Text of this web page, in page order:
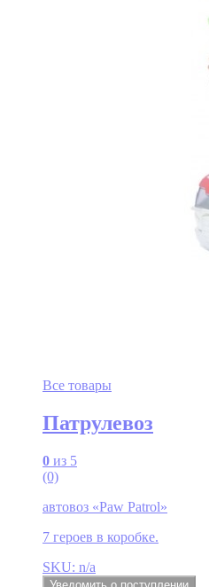
Все товары
Патрулевоз
0 из 5
(0)
автовоз «Paw Patrol»
7 героев в коробке.
SKU: n/a